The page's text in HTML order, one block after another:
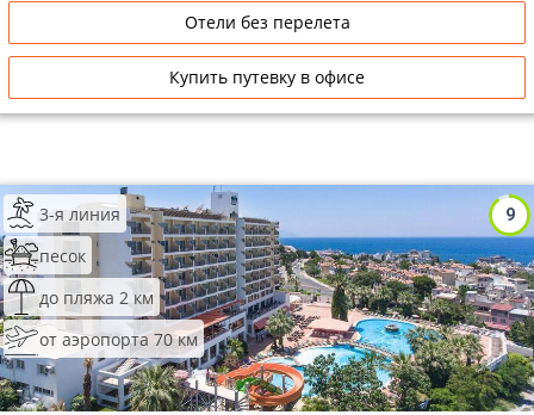
Отели без перелета
Купить путевку в офисе
9
3-я линия
песок
до пляжа 2 км
от аэропорта 70 км